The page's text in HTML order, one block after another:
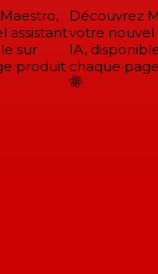
sur
produit
Découvrez
votre nouvel
IA, disponible
chaque page